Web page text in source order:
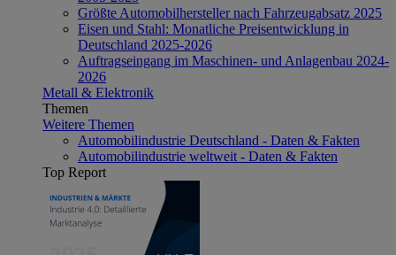
Größte Automobilhersteller nach Fahrzeugabsatz 2025
Eisen und Stahl: Monatliche Preisentwicklung in
Deutschland 2025-2026
Auftragseingang im Maschinen- und Anlagenbau 2024-
2026
Metall & Elektronik
Themen
Weitere Themen
Automobilindustrie Deutschland - Daten & Fakten
Automobilindustrie weltweit - Daten & Fakten
Top Report